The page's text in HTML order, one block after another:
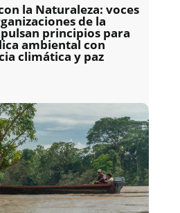
la Naturaleza: voces
de la
principios para
ambiental con
climática y paz